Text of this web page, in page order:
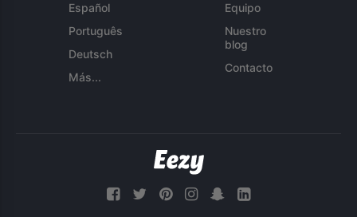
Español
Português
Deutsch
Más...
Equipo
Nuestro
blog
Contacto